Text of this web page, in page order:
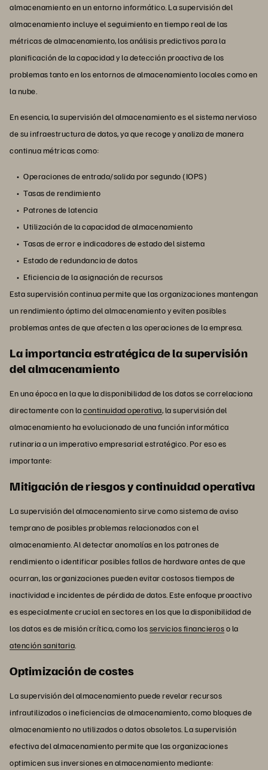
almacenamiento en un entorno informático. La supervisión del
almacenamiento incluye el seguimiento en tiempo real de las
métricas de almacenamiento, los análisis predictivos para la
planificación de la capacidad y la detección proactiva de los
problemas tanto en los entornos de almacenamiento locales como en
la nube.
En esencia, la supervisión del almacenamiento es el sistema nervioso
de su infraestructura de datos, ya que recoge y analiza de manera
continua métricas como:
Operaciones de entrada/salida por segundo (IOPS)
Tasas de rendimiento
Patrones de latencia
Utilización de la capacidad de almacenamiento
Tasas de error e indicadores de estado del sistema
Estado de redundancia de datos
Eficiencia de la asignación de recursos
Esta supervisión continua permite que las organizaciones mantengan
un rendimiento óptimo del almacenamiento y eviten posibles
problemas antes de que afecten a las operaciones de la empresa.
La importancia estratégica de la supervisión
del almacenamiento
En una época en la que la disponibilidad de los datos se correlaciona
directamente con lacontinuidad operativa, la supervisión del
almacenamiento ha evolucionado de una función informática
rutinaria a un imperativo empresarial estratégico. Por eso es
importante:
Mitigación de riesgos y continuidad operativa
La supervisión del almacenamiento sirve como sistema de aviso
temprano de posibles problemas relacionados con el
almacenamiento. Al detectar anomalías en los patrones de
rendimiento o identificar posibles fallos de hardware antes de que
ocurran, las organizaciones pueden evitar costosos tiempos de
inactividad e incidentes de pérdida de datos. Este enfoque proactivo
es especialmente crucial en sectores en los que la disponibilidad de
los datos es de misión crítica, como losservicios financieroso la
atención sanitaria.
Optimización de costes
La supervisión del almacenamiento puede revelar recursos
infrautilizados o ineficiencias de almacenamiento, como bloques de
almacenamiento no utilizados o datos obsoletos. La supervisión
efectiva del almacenamiento permite que las organizaciones
optimicen sus inversiones en almacenamiento mediante: